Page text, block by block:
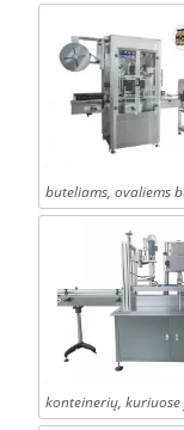
buteliams, ovaliems
konteinerių,